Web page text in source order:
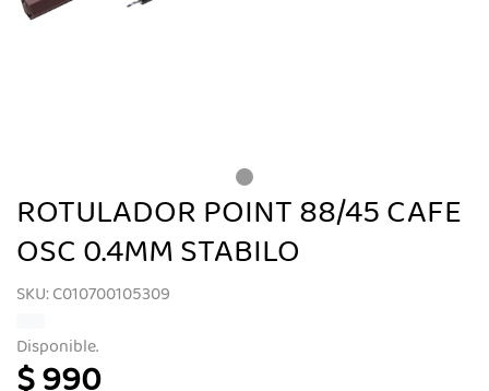
ROTULADOR POINT 88/45 CAFE
OSC 0.4MM STABILO
SKU: C010700105309
Disponible.